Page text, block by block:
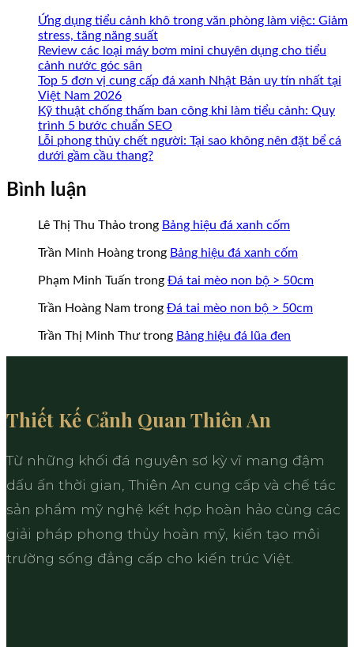
Ứng dụng tiểu cảnh khô trong văn phòng làm việc: Giảm
stress, tăng năng suất
Review các loại máy bơm mini chuyên dụng cho tiểu
cảnh nước góc sân
Top 5 đơn vị cung cấp đá xanh Nhật Bản uy tín nhất tại
Việt Nam 2026
Kỹ thuật chống thấm ban công khi làm tiểu cảnh: Quy
trình 5 bước chuẩn SEO
Lỗi phong thủy chết người: Tại sao không nên đặt bể cá
dưới gầm cầu thang?
Bình luận
Lê Thị Thu Thảo trong Bảng hiệu đá xanh cốm
Trần Minh Hoàng trong Bảng hiệu đá xanh cốm
Phạm Minh Tuấn trong Đá tai mèo non bộ > 50cm
Trần Hoàng Nam trong Đá tai mèo non bộ > 50cm
Trần Thị Minh Thưtrong Bảng hiệu đá lũa đen
Thiết Kế Cảnh Quan Thiên An
Từ những khối đá nguyên sơ kỳ vĩ mang đậm
dấu ấn thời gian, Thiên An cung cấp và chế tác
sản phẩm mỹ nghệ kết hợp hoàn hảo cùng các
giải pháp phong thủy hoàn mỹ, kiến tạo môi
trường sống đẳng cấp cho kiến trúc Việt.